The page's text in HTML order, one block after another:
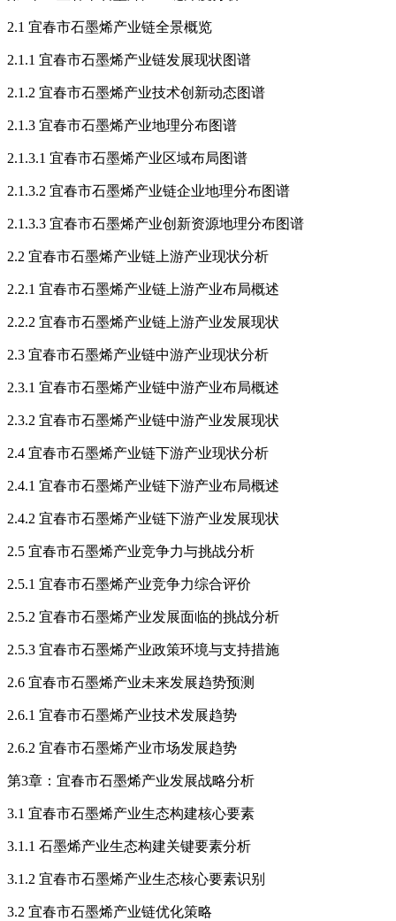
2.1 宜春市石墨烯产业链全景概览
2.1.1 宜春市石墨烯产业链发展现状图谱
2.1.2 宜春市石墨烯产业技术创新动态图谱
2.1.3 宜春市石墨烯产业地理分布图谱
2.1.3.1 宜春市石墨烯产业区域布局图谱
2.1.3.2 宜春市石墨烯产业链企业地理分布图谱
2.1.3.3 宜春市石墨烯产业创新资源地理分布图谱
2.2 宜春市石墨烯产业链上游产业现状分析
2.2.1 宜春市石墨烯产业链上游产业布局概述
2.2.2 宜春市石墨烯产业链上游产业发展现状
2.3 宜春市石墨烯产业链中游产业现状分析
2.3.1 宜春市石墨烯产业链中游产业布局概述
2.3.2 宜春市石墨烯产业链中游产业发展现状
2.4 宜春市石墨烯产业链下游产业现状分析
2.4.1 宜春市石墨烯产业链下游产业布局概述
2.4.2 宜春市石墨烯产业链下游产业发展现状
2.5 宜春市石墨烯产业竞争力与挑战分析
2.5.1 宜春市石墨烯产业竞争力综合评价
2.5.2 宜春市石墨烯产业发展面临的挑战分析
2.5.3 宜春市石墨烯产业政策环境与支持措施
2.6 宜春市石墨烯产业未来发展趋势预测
2.6.1 宜春市石墨烯产业技术发展趋势
2.6.2 宜春市石墨烯产业市场发展趋势
第3章：宜春市石墨烯产业发展战略分析
3.1 宜春市石墨烯产业生态构建核心要素
3.1.1 石墨烯产业生态构建关键要素分析
3.1.2 宜春市石墨烯产业生态核心要素识别
3.2 宜春市石墨烯产业链优化策略